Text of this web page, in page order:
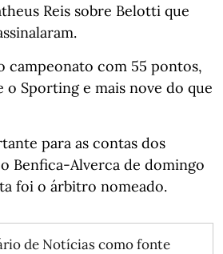
Reis sobre Belotti que
campeonato com 55 pontos,
o Sporting e mais nove do que
para as contas dos
Benfica-Alverca de domingo
foi o árbitro nomeado.
de Notícias como fonte